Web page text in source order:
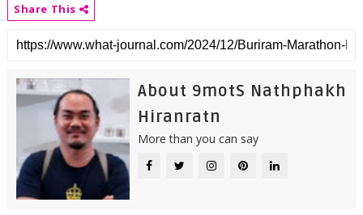
Share This
About 9motS Nathphakh
Hiranratn
More than you can say